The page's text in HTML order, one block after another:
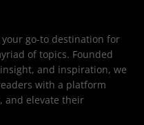
your go-to destination for
of topics. Founded
and inspiration, we
with a platform
and elevate their